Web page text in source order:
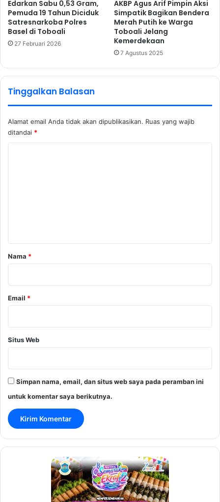
Edarkan Sabu 0,53 Gram,
Pemuda 19 Tahun Diciduk
Satresnarkoba Polres
Basel di Toboali
27 Februari 2026
AKBP Agus Arif Pimpin Aksi
Simpatik Bagikan Bendera
Merah Putih ke Warga
Toboali Jelang
Kemerdekaan
7 Agustus 2025
Tinggalkan Balasan
Alamat email Anda tidak akan dipublikasikan. Ruas yang wajib
ditandai *
rNama *
Email *
Situs Web
Simpan nama, email, dan situs web saya pada peramban ini
untuk komentar saya berikutnya.